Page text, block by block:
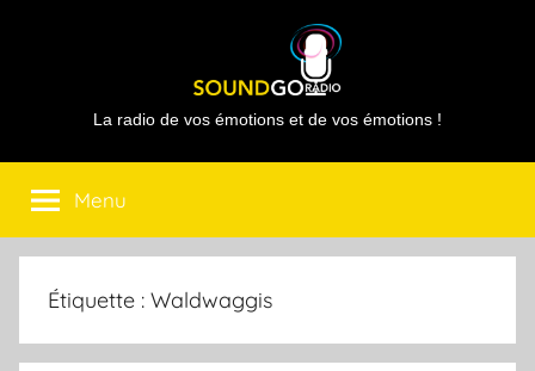
Sound
Go
Radio
La radio de vos émotions et de vos émotions !
Menu
Étiquette : Waldwaggis